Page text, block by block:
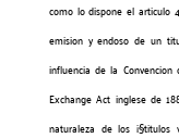
como lo dispone el articulo
emision y endoso de un
influencia de la
Exchange Act inglese de
naturaleza de los